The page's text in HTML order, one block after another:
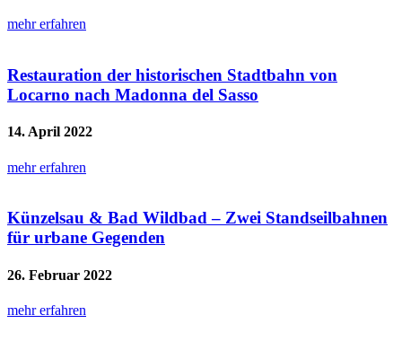
mehr erfahren
Restauration der historischen Stadtbahn von
Locarno nach Madonna del Sasso
14. April 2022
mehr erfahren
Künzelsau & Bad Wildbad – Zwei Standseilbahnen
für urbane Gegenden
26. Februar 2022
mehr erfahren